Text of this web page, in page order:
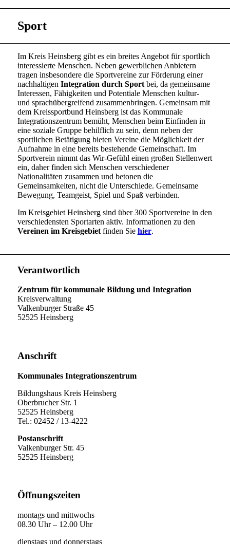
Sport
Im Kreis Heinsberg gibt es ein breites Angebot für sportlich
interessierte Menschen. Neben gewerblichen Anbietern
tragen insbesondere die Sportvereine zur Förderung einer
nachhaltigen Integration durch Sportbei, da gemeinsame
Interessen, Fähigkeiten und Potentiale Menschen kultur-
und sprachübergreifend zusammenbringen. Gemeinsam mit
dem Kreissportbund Heinsberg ist das Kommunale
Integrationszentrum bemüht, Menschen beim Einfinden in
eine soziale Gruppe behilflich zu sein, denn neben der
sportlichen Betätigung bieten Vereine die Möglichkeit der
Aufnahme in eine bereits bestehende Gemeinschaft. Im
Sportverein nimmt das Wir-Gefühl einen großen Stellenwert
ein, daher finden sich Menschen verschiedener
Nationalitäten zusammen und betonen die
Gemeinsamkeiten, nicht die Unterschiede. Gemeinsame
Bewegung, Teamgeist, Spiel und Spaß verbinden.
Im Kreisgebiet Heinsberg sind über 300 Sportvereine in den
verschiedensten Sportarten aktiv. Informationen zu den
Vereinen im Kreisgebiet finden Sie hier.
Verantwortlich
Zentrum für kommunale Bildung und Integration
Kreisverwaltung
Valkenburger Straße 45
52525 Heinsberg
Anschrift
Kommunales Integrationszentrum
Bildungshaus Kreis Heinsberg
Oberbrucher Str. 1
52525 Heinsberg
Tel.: 02452 / 13-4222
Postanschrift
Valkenburger Str. 45
52525 Heinsberg
Öffnungszeiten
montags und mittwochs
08.30 Uhr – 12.00 Uhr
dienstags und donnerstags